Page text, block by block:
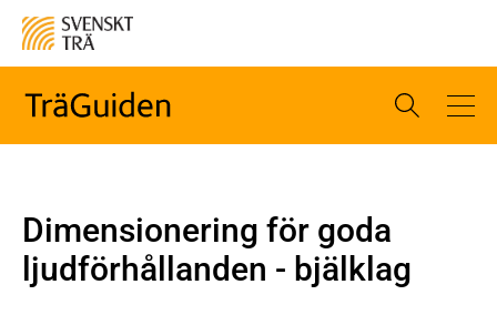
Dimensionering för goda
ljudförhållanden - bjälklag